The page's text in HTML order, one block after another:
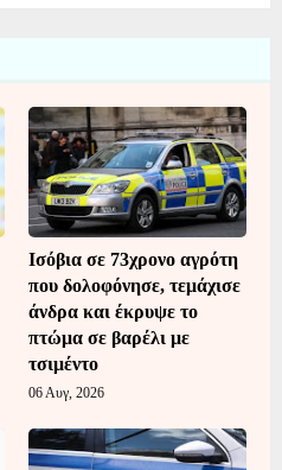
Ισόβια σε 73χρονο αγρότη
που δολοφόνησε, τεμάχισε
άνδρα και έκρυψε το
πτώμα σε βαρέλι με
τσιμέντο
06 Αυγ, 2026